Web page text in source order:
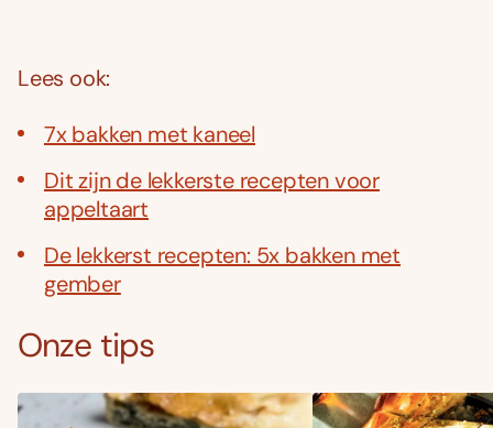
Lees ook:
7x bakken met kaneel
Dit zijn de lekkerste recepten voor
appeltaart
De lekkerst recepten: 5x bakken met
gember
Onze tips